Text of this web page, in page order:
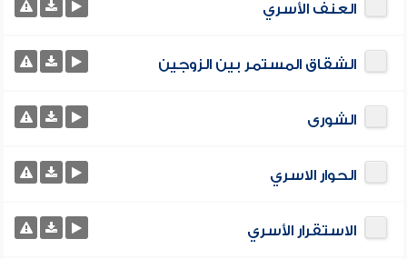
العنف الأسري
الشقاق المستمر بين الزوجين
الشورى
الحوار الاسري
الاستقرار الأسري